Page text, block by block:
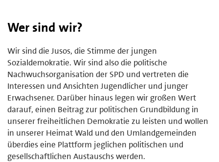
Wer sind wir?
Wir sind die Jusos, die Stimme der jungen
Sozialdemokratie. Wir sind also die politische
Nachwuchsorganisation der SPD und vertreten die
Interessen und Ansichten Jugendlicher und junger
Erwachsener. Darüber hinaus legen wir großen Wert
darauf, einen Beitrag zur politischen Grundbildung in
unserer freiheitlichen Demokratie zu leisten und wollen
in unserer Heimat Wald und den Umlandgemeinden
überdies eine Plattform jeglichen politischen und
gesellschaftlichen Austauschs werden.